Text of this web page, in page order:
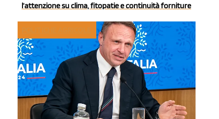
l’attenzione su clima, fitopatie e continuità forniture